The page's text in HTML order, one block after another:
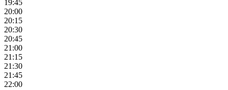
19:45
20:00
20:15
20:30
20:45
21:00
21:15
21:30
21:45
22:00